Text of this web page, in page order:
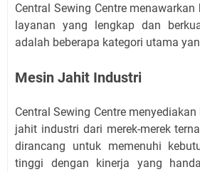
Central Sewing Centre
layanan yang lengkap dan
adalah beberapa kategori utama
Mesin Jahit Industri
Central Sewing Centre
jahit industri dari merek-merek
dirancang untuk memenuhi
tinggi dengan kinerja yang